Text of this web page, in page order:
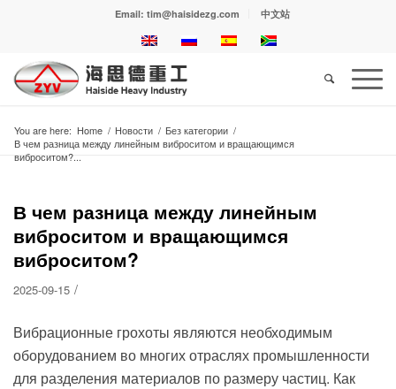
Email: tim@haisidezg.com 中文站
You are here: Home / Новости / Без категории /
В чем разница между линейным виброситом и вращающимся
виброситом?...
В чем разница между линейным
виброситом и вращающимся
виброситом?
2025-09-15 /
Вибрационные грохоты являются необходимым
оборудованием во многих отраслях промышленности
для разделения материалов по размеру частиц. Как